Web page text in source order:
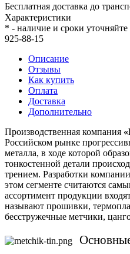
Бесплатная доставка до
Характеристики
* - наличие и сроки
925-88-15
Описание
Отзывы
Как купить
Оплата
Доставка
Дополнительно
Производственная компания
Российском рынке
металла, в ходе которой
тонкостенной детали
трением. Разработки компании
этом сегменте считаются
ассортимент продукции
называют прошивки,
бесстружечные метчики,